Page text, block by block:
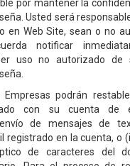
por mantener la
Usted será
en Web Site, sean o no
notificar
uso no autorizado de
Empresas podrán
con su cuenta de
de mensajes de
registrado en la cuenta, o
de caracteres del